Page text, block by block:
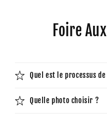
Foire
Quel est le processus
Quelle photo choisir ?